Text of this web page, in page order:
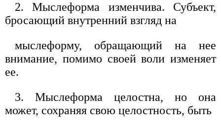
2. Мыслеформа изменчива. Субъект,
бросающий внутренний взгляд на
мыслеформу, обращающий на нее
внимание, помимо своей воли изменяет
ее.
3. Мыслеформа целостна, но она
может, сохраняя свою целостность, быть